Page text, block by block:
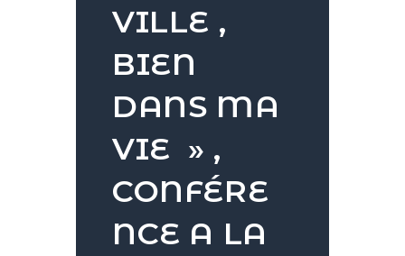
VILLE ,
BIEN
DANS MA
VIE » ,
CONFÉRE
NCE A LA